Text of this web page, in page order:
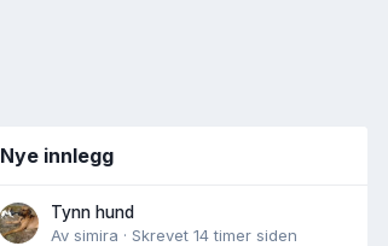
Nye innlegg
Tynn hund
Av simira · Skrevet 14 timer siden